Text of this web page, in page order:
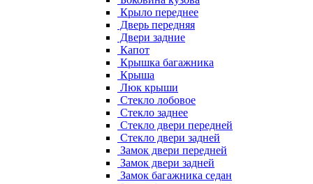
Крыло переднее
Дверь передняя
Двери задние
Капот
Крышка багажника
Крыша
Люк крыши
Стекло лобовое
Стекло заднее
Стекло двери передней
Стекло двери задней
Замок двери передней
Замок двери задней
Замок багажника седан